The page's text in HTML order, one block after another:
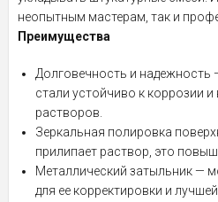
неопытным мастерам, так и
Преимущества
Долговечность и
стали устойчиво к коррозии
растворов.
Зеркальная полировка
прилипает раствор, это
Металлический затыльник —
для ее корректировки и лучшей